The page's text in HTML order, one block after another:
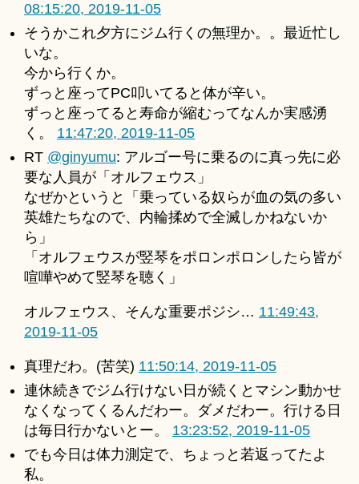
08:15:20, 2019-11-05
そうかこれ夕方にジム行くの無理か。。最近忙し
いな。
今から行くか。
ずっと座ってPC叩いてると体が辛い。
ずっと座ってると寿命が縮むってなんか実感湧
く。 11:47:20, 2019-11-05
RT @ginyumu: アルゴー号に乗るのに真っ先に必
要な人員が「オルフェウス」
なぜかというと「乗っている奴らが血の気の多い
英雄たちなので、内輪揉めで全滅しかねないか
ら」
「オルフェウスが竪琴をポロンポロンしたら皆が
喧嘩やめて竪琴を聴く」
オルフェウス、そんな重要ポジシ… 11:49:43,
2019-11-05
真理だわ。(苦笑) 11:50:14, 2019-11-05
連休続きでジム行けない日が続くとマシン動かせ
なくなってくるんだわー。ダメだわー。行ける日
は毎日行かないとー。 13:23:52, 2019-11-05
でも今日は体力測定で、ちょっと若返ってたよ
私。